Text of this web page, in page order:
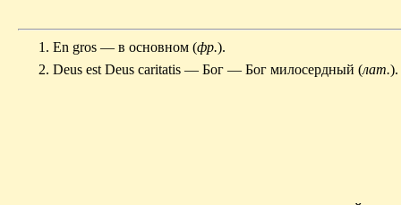
1. En gros — в основном (фр.).
2. Deus est Deus caritatis — Бог — Бог милосердный (лат.).